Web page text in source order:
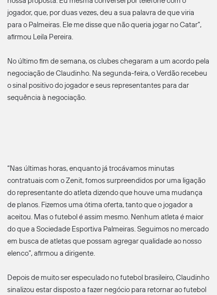
jogador, que, por duas vezes, deu a sua palavra de que viria
para o Palmeiras. Ele me disse que não queria jogar no Catar”,
afirmou Leila Pereira.
No último fim de semana, os clubes chegaram a um acordo pela
negociação de Claudinho. Na segunda-feira, o Verdão recebeu
o sinal positivo do jogador e seus representantes para dar
sequência à negociação.
“Nas últimas horas, enquanto já trocávamos minutas
contratuais com o Zenit, fomos surpreendidos por uma ligação
do representante do atleta dizendo que houve uma mudança
de planos. Fizemos uma ótima oferta, tanto que o jogador a
aceitou. Mas o futebol é assim mesmo. Nenhum atleta é maior
do que a Sociedade Esportiva Palmeiras. Seguimos no mercado
em busca de atletas que possam agregar qualidade ao nosso
elenco”, afirmou a dirigente.
Depois de muito ser especulado no futebol brasileiro, Claudinho
sinalizou estar disposto a fazer negócio para retornar ao futebol